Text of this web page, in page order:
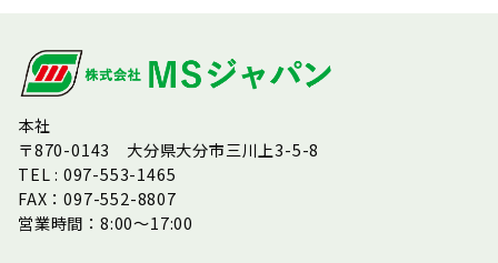
本社
〒870-0143 大分県大分市三川上3-5-8
TEL : 097-553-1465
FAX：097-552-8807
営業時間：8:00～17:00